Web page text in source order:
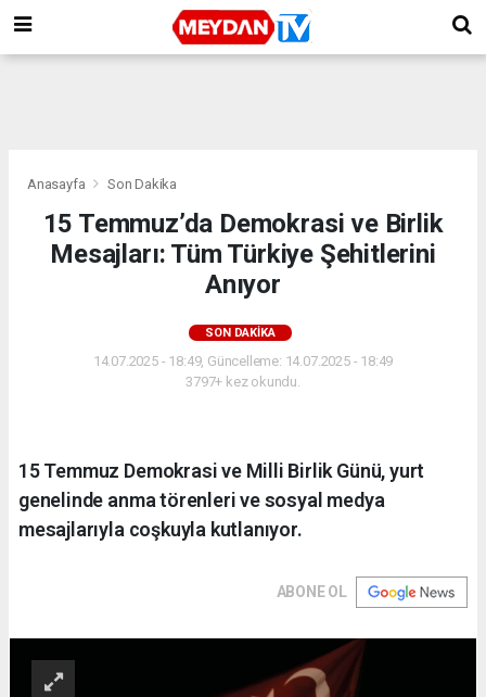
Anasayfa Son Dakika
15 Temmuz’da Demokrasi ve Birlik
Mesajları: Tüm Türkiye Şehitlerini
Anıyor
SON DAKIKA
14.07.2025 - 18:49, Güncelleme: 14.07.2025 - 18:49
3797+ kez okundu.
15 Temmuz Demokrasi ve Milli Birlik Günü, yurt
genelinde anma törenleri ve sosyal medya
mesajlarıyla coşkuyla kutlanıyor.
ABONE OL